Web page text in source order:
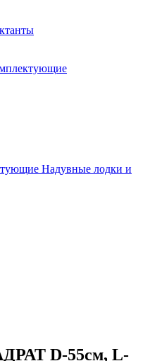
Надувные лодки и
D-55см, L-